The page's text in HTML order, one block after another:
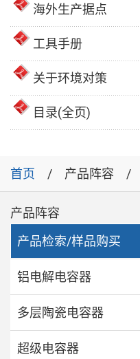
海外生产据点
工具手册
关于环境对策
目录(全页)
首页 产品阵容
产品阵容
产品检索/样品购买
铝电解电容器
多层陶瓷电容器
超级电容器